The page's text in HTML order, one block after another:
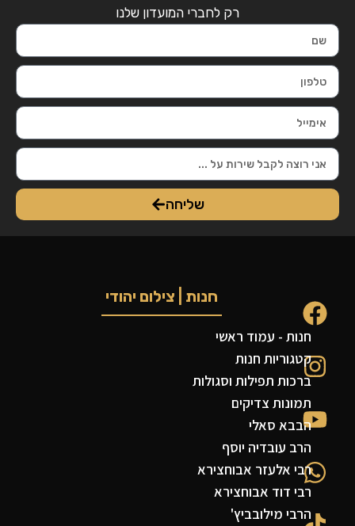
רק לחברי המועדון שלנו
שליחה
חנות | צילום יהודי
חנות - עמוד ראשי
קטגוריות חנות
ברכות תפילות וסגולות
תמונות צדיקים
הבבא סאלי
הרב עובדיה יוסף
רבי אלעזר אבוחצירא
רבי דוד אבוחצירא
הרבי מילובביץ'